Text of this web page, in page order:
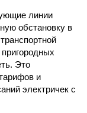
линии
обстановку в
Это
и
электричек с